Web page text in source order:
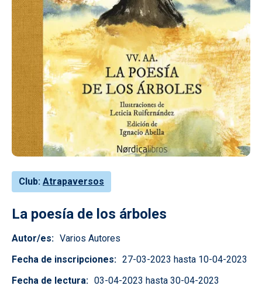
Club Atrapaversos
La poesía de los árboles
Autor/es
Varios Autores
Fecha de inscripciones
27-03-2023 hasta 10-04-2023
Fecha de lectura
03-04-2023 hasta 30-04-2023